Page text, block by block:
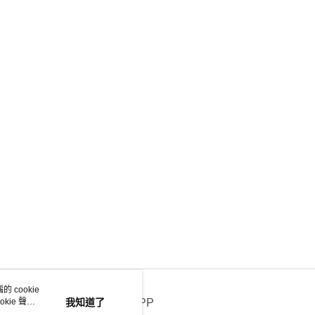
官方APP
的 cookie
聲明
我知道了